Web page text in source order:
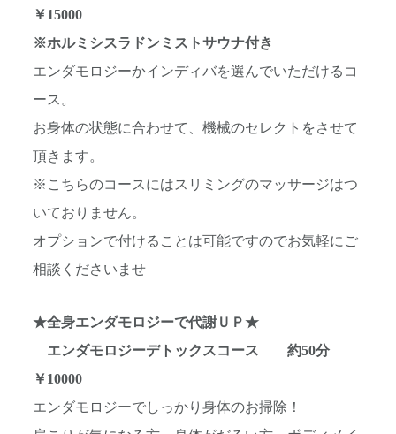
￥15000
※ホルミシスラドンミストサウナ付き
エンダモロジーかインディバを選んでいただけるコ
ース。
お身体の状態に合わせて、機械のセレクトをさせて
頂きます。
※こちらのコースにはスリミングのマッサージはつ
いておりません。
オプションで付けることは可能ですのでお気軽にご
相談くださいませ
★全身エンダモロジーで代謝ＵＰ★
エンダモロジーデトックスコース 約50分
￥10000
エンダモロジーでしっかり身体のお掃除！